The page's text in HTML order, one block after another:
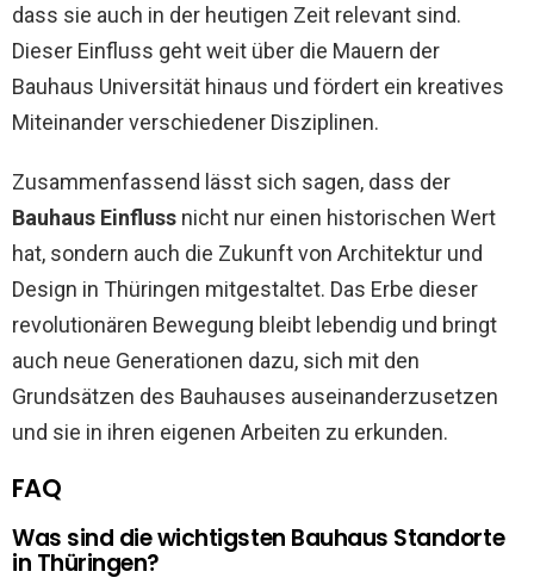
dass sie auch in der heutigen Zeit relevant sind.
Dieser Einfluss geht weit über die Mauern der
Bauhaus Universität hinaus und fördert ein kreatives
Miteinander verschiedener Disziplinen.
Zusammenfassend lässt sich sagen, dass der
Bauhaus Einfluss nicht nur einen historischen Wert
hat, sondern auch die Zukunft von Architektur und
Design in Thüringen mitgestaltet. Das Erbe dieser
revolutionären Bewegung bleibt lebendig und bringt
auch neue Generationen dazu, sich mit den
Grundsätzen des Bauhauses auseinanderzusetzen
und sie in ihren eigenen Arbeiten zu erkunden.
FAQ
Was sind die wichtigsten Bauhaus Standorte
in Thüringen?